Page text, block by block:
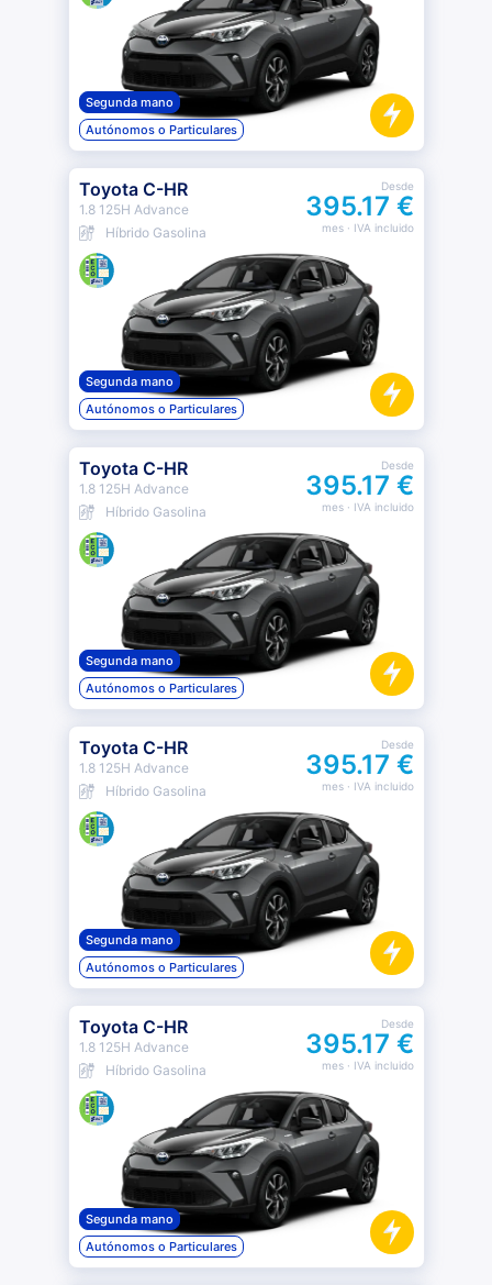
Segunda mano
Autónomos o Particulares
Toyota C-HR
1.8 125H Advance
Híbrido Gasolina
Desde
395.17 €
mes· IVA incluido
Segunda mano
Autónomos o Particulares
Toyota C-HR
1.8 125H Advance
Híbrido Gasolina
Desde
395.17 €
mes· IVA incluido
Segunda mano
Autónomos o Particulares
Toyota C-HR
1.8 125H Advance
Híbrido Gasolina
Desde
395.17 €
mes· IVA incluido
Segunda mano
Autónomos o Particulares
Toyota C-HR
1.8 125H Advance
Híbrido Gasolina
Desde
395.17 €
mes· IVA incluido
Segunda mano
Autónomos o Particulares